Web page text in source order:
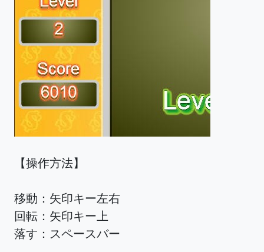
【操作方法】
移動：矢印キー左右
回転：矢印キー上
落す：スペースバー